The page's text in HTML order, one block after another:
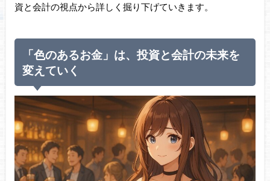
資と会計の視点から詳しく掘り下げていきます。
「色のあるお金」は、投資と会計の未来を
変えていく